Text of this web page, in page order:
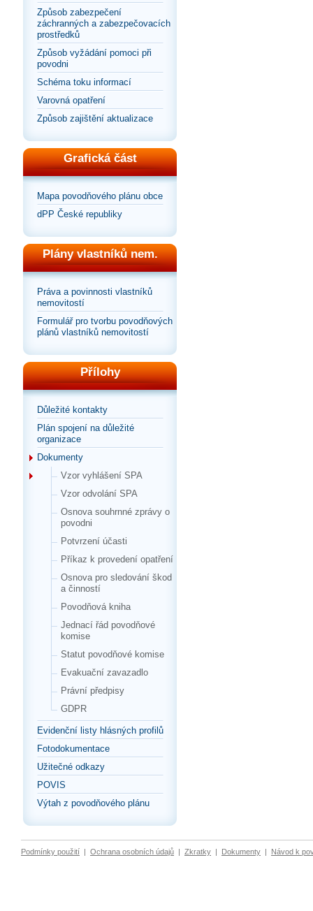
Způsob zabezpečení
záchranných a zabezpečovacích
prostředků
Způsob vyžádání pomoci při
povodni
Schéma toku informací
Varovná opatření
Způsob zajištění aktualizace
Grafická část
Mapa povodňového plánu obce
dPP České republiky
Plány vlastníků nem.
Práva a povinnosti vlastníků
nemovitostí
Formulář pro tvorbu povodňových
plánů vlastníků nemovitostí
Přílohy
Důležité kontakty
Plán spojení na důležité
organizace
Dokumenty
Vzor vyhlášení SPA
Vzor odvolání SPA
Osnova souhrnné zprávy o
povodni
Potvrzení účasti
Příkaz k provedení opatření
Osnova pro sledování škod
a činností
Povodňová kniha
Jednací řád povodňové
komise
Statut povodňové komise
Evakuační zavazadlo
Právní předpisy
GDPR
Evidenční listy hlásných profilů
Fotodokumentace
Užitečné odkazy
POVIS
Výtah z povodňového plánu
Podmínky použití | Ochrana osobních údajů | Zkratky | Dokumenty | Návod k